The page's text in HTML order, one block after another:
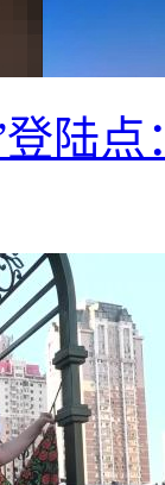
陆